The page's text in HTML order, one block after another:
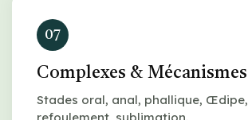
07
Complexes & Mécanismes
Stades oral, anal, phallique, Œdipe,